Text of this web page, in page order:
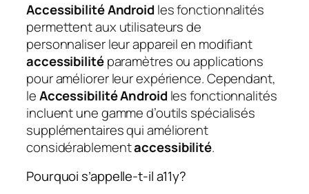
Accessibilité Androidles fonctionnalités
permettent aux utilisateurs de
personnaliser leur appareil en modifiant
accessibilitéparamètres ou applications
pour améliorer leur expérience. Cependant,
leAccessibilité Androidles fonctionnalités
incluent une gamme d’outils spécialisés
supplémentaires qui améliorent
considérablementaccessibilité.
Pourquoi s’appelle-t-il a11y?